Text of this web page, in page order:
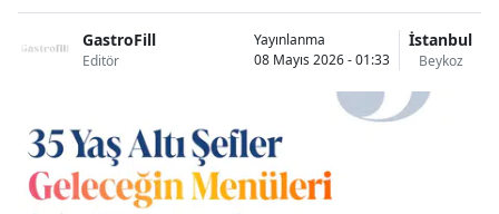
GastroFill
Editör
Yayınlanma
08 Mayıs 2026 - 01:33
İstanbul
Beykoz